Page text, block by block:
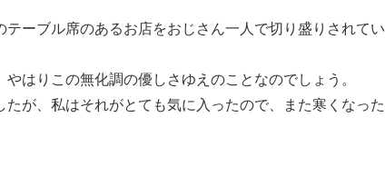
ーブル席のあるお店をおじさん一人で切り盛りされてい
はりこの無化調の優しさゆえのことなのでしょう。
が、私はそれがとても気に入ったので、また寒くなった